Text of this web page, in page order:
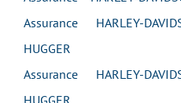
Assurance HARLEY-
HUGGER
Assurance HARLEY-
HUGGER